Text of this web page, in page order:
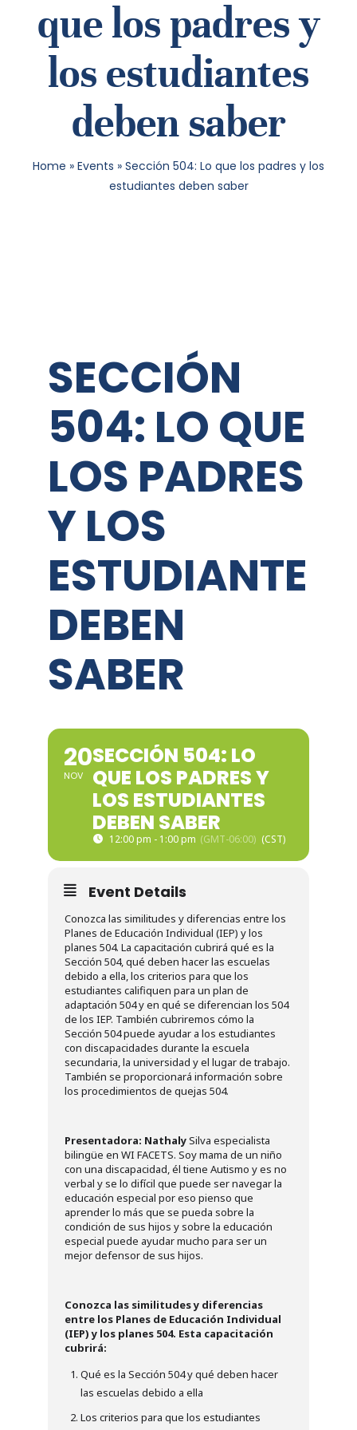
que los padres y
los estudiantes
deben saber
Home » Events » Sección 504: Lo que los padres y los
estudiantes deben saber
SECCIÓN
504: LO QUE
LOS PADRES
Y LOS
ESTUDIANTES
DEBEN
SABER
20
NOV
SECCIÓN 504: LO
QUE LOS PADRES Y
LOS ESTUDIANTES
DEBEN SABER
12:00 pm - 1:00 pm (GMT-06:00)
Event Details
Conozca las similitudes y diferencias entre los
Planes de Educación Individual (IEP) y los
planes 504. La capacitación cubrirá qué es la
Sección 504, qué deben hacer las escuelas
debido a ella, los criterios para que los
estudiantes califiquen para un plan de
adaptación 504 y en qué se diferencian los 504
de los IEP. También cubriremos cómo la
Sección 504 puede ayudar a los estudiantes
con discapacidades durante la escuela
secundaria, la universidad y el lugar de trabajo.
También se proporcionará información sobre
los procedimientos de quejas 504.
Presentadora: NathalySilva especialista
bilingüe en WI FACETS. Soy mama de un niño
con una discapacidad, él tiene Autismo y es no
verbal y se lo difícil que puede ser navegar la
educación especial por eso pienso que
aprender lo más que se pueda sobre la
condición de sus hijos y sobre la educación
especial puede ayudar mucho para ser un
mejor defensor de sus hijos.
Conozca las similitudes y diferencias
entre los Planes de Educación Individual
(IEP) y los planes 504. Esta capacitación
cubrirá:
Qué es la Sección 504 y qué deben hacer
las escuelas debido a ella
Los criterios para que los estudiantes